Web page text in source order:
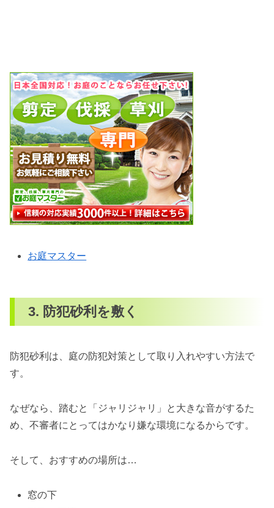
お庭マスター
3. 防犯砂利を敷く
防犯砂利は、庭の防犯対策として取り入れやすい方法で
す。
なぜなら、踏むと「ジャリジャリ」と大きな音がするた
め、不審者にとってはかなり嫌な環境になるからです。
そして、おすすめの場所は…
窓の下